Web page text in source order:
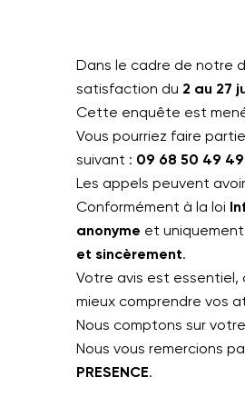
Dans le cadre de notre
satisfaction du 2 au 27
Cette enquête est
Vous pourriez faire
suivant : 09 68 50 49 49
Les appels peuvent
Conformément à la loi
anonyme et
et sincèrement.
Votre avis est essentiel,
mieux comprendre vos
Nous comptons sur
Nous vous remercions
PRESENCE.